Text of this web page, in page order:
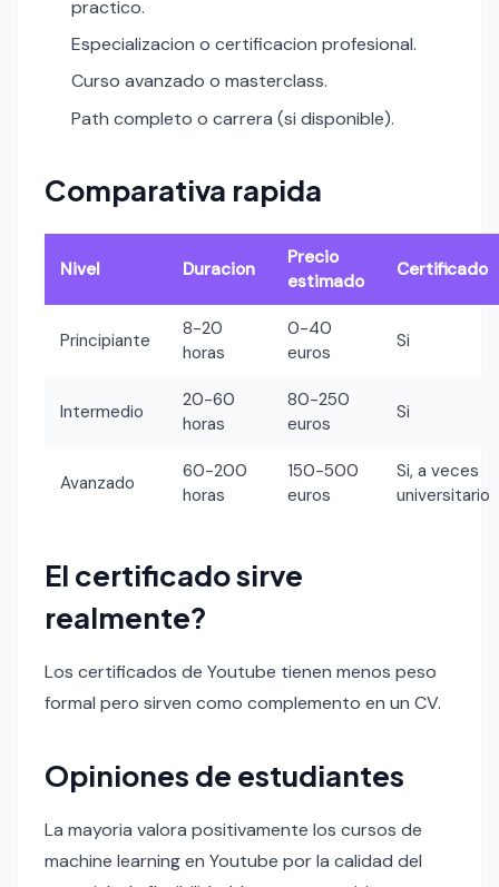
practico.
Especializacion o certificacion profesional.
Curso avanzado o masterclass.
Path completo o carrera (si disponible).
Comparativa rapida
Nivel Duracion
Precio
estimado
Certificado
Principiante
8-20
horas
0-40
euros
Si
Intermedio
20-60
horas
80-250
euros
Si
Avanzado
60-200
horas
150-500
euros
Si, a veces
universitario
El certificado sirve
realmente?
Los certificados de Youtube tienen menos peso
formal pero sirven como complemento en un CV.
Opiniones de estudiantes
La mayoria valora positivamente los cursos de
machine learning en Youtube por la calidad del